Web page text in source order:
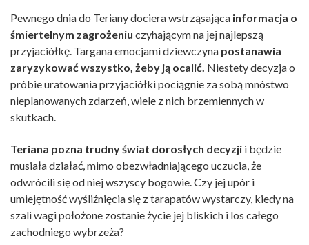
Pewnego dnia do Teriany dociera wstrząsająca informacja o
śmiertelnym zagrożeniu czyhającym na jej najlepszą
przyjaciółkę. Targana emocjami dziewczyna postanawia
zaryzykować wszystko, żeby ją ocalić. Niestety decyzja o
próbie uratowania przyjaciółki pociągnie za sobą mnóstwo
nieplanowanych zdarzeń, wiele z nich brzemiennych w
skutkach.
Teriana pozna trudny świat dorosłych decyzji i będzie
musiała działać, mimo obezwładniającego uczucia, że
odwrócili się od niej wszyscy bogowie. Czy jej upór i
umiejętność wyśliźnięcia się z tarapatów wystarczy, kiedy na
szali wagi położone zostanie życie jej bliskich i los całego
zachodniego wybrzeża?